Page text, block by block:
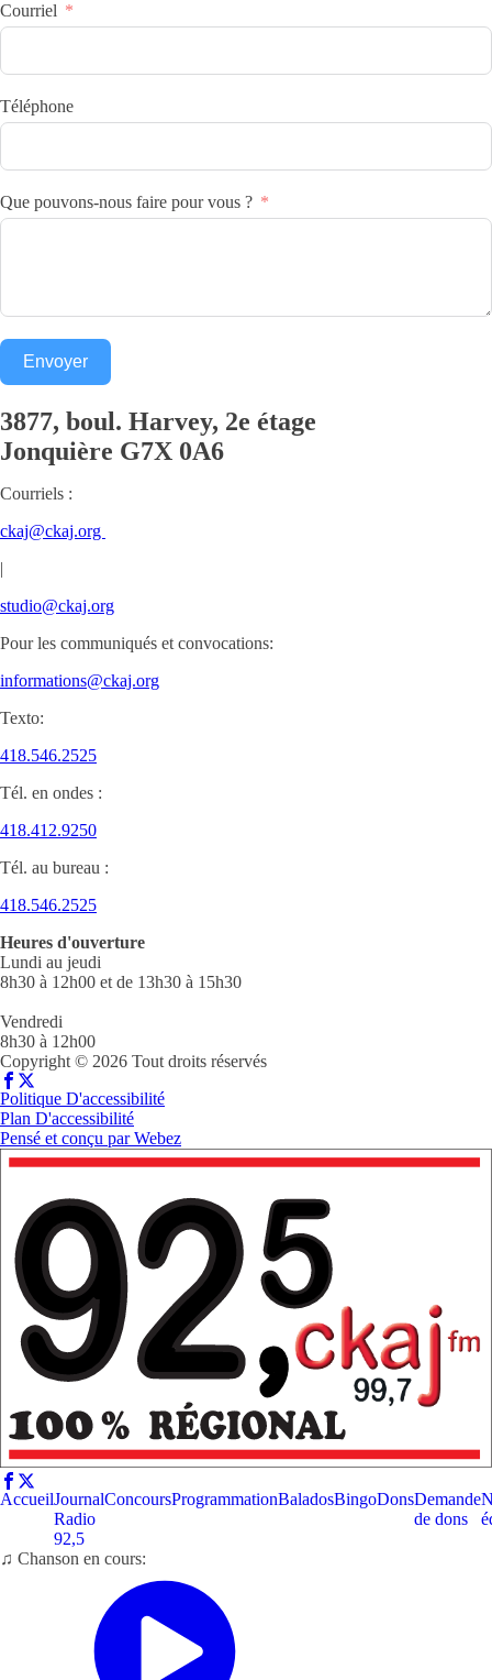
Courriel
Téléphone
Que pouvons-nous faire pour vous ?
Envoyer
3877, boul. Harvey, 2e étage
Jonquière G7X 0A6
Courriels :
ckaj@ckaj.org
|
studio@ckaj.org
Pour les communiqués et convocations:
informations@ckaj.org
Texto:
418.546.2525
Tél. en ondes :
418.412.9250
Tél. au bureau :
418.546.2525
Heures d'ouverture
Lundi au jeudi
8h30 à 12h00 et de 13h30 à 15h30
Vendredi
8h30 à 12h00
Copyright © 2026 Tout droits réservés
Politique D'accessibilité
Plan D'accessibilité
Pensé et conçu parWebez
AccueilJournal
Radio
92,5
ConcoursProgrammationBaladosBingoDonsDemande
de dons
♫ Chanson en cours: